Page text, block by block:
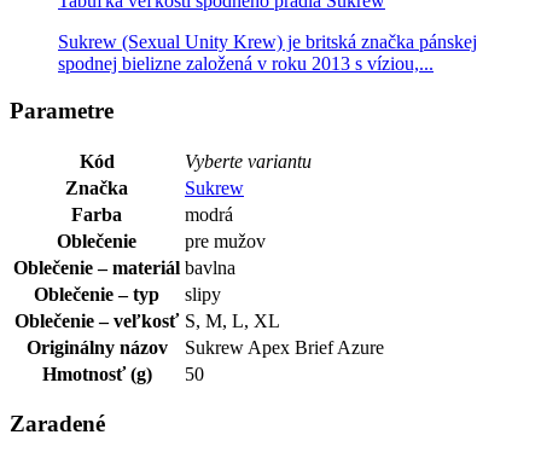
Sukrew (Sexual Unity Krew) je britská značka pánskej
spodnej bielizne založená v roku 2013 s víziou,...
Parametre
Kód
Vyberte variantu
Značka
Sukrew
Farba
modrá
Oblečenie
pre mužov
Oblečenie – materiál bavlna
Oblečenie – typ
slipy
Oblečenie – veľkosť S, M, L, XL
Originálny názov
Sukrew Apex Brief Azure
Hmotnosť (g)
50
Zaradené